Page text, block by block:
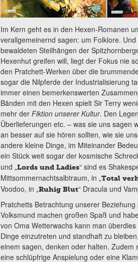
Im Kern geht es in den Hexen-Romanen
verallgemeinernd sagen: um Folklore.
bewaldeten Steilhängen der
Hexenhut greifen will, liegt der Fokus nie
den Pratchett-Werken über die
sogar die Nilpferde der Industrialisierung
immer einen bemerkenswerten
Bänden mit den Hexen spielt Sir Terry
mehr der Fiktion unserer Kultur. Den
Überlieferungen etc. – was sie uns sagen
an besser auf sie hören sollten, wie sie
andere kleine Dinge, im Miteinander
ein Stück weit sogar der kosmische
und „Lords und Ladies“ sind es
Mittsommernachtsalbtraum, in „Total
Voodoo, in „Ruhig Blut“ Dracula und
Pratchetts Betrachtung unserer
Volksmund machen großen Spaß und
von Oma Wetterwachs kann man
Dinge einzutreten und standhaft zu
einem sagen, denken oder halten.
eine schlüpfrige Anspielung oder eine